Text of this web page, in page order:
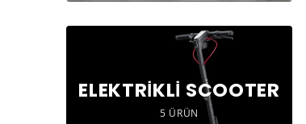
ELEKTRIKLI SCOOTER
5 ÜRÜN